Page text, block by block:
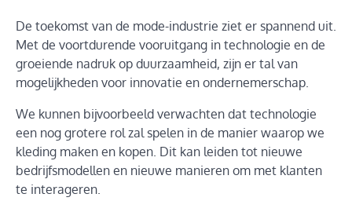
De toekomst van de mode-industrie ziet er spannend uit.
Met de voortdurende vooruitgang in technologie en de
groeiende nadruk op duurzaamheid, zijn er tal van
mogelijkheden voor innovatie en ondernemerschap.
We kunnen bijvoorbeeld verwachten dat technologie
een nog grotere rol zal spelen in de manier waarop we
kleding maken en kopen. Dit kan leiden tot nieuwe
bedrijfsmodellen en nieuwe manieren om met klanten
te interageren.